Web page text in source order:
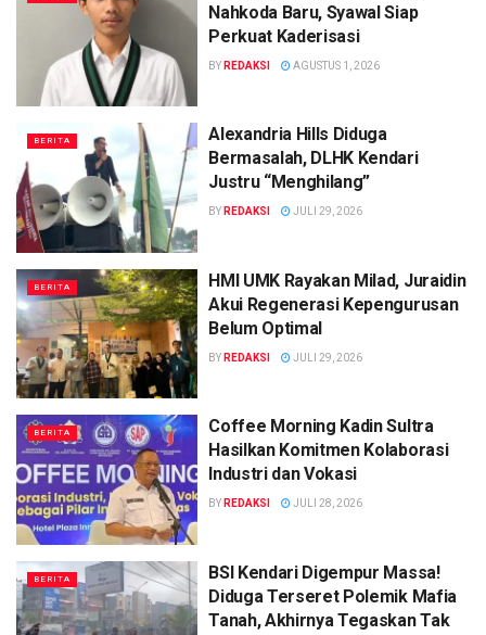
Nahkoda Baru, Syawal Siap
Perkuat Kaderisasi
BY REDAKSI AGUSTUS 1, 2026
BERITA
Alexandria Hills Diduga
Bermasalah, DLHK Kendari
Justru “Menghilang”
BY REDAKSI JULI 29, 2026
BERITA
HMI UMK Rayakan Milad, Juraidin
Akui Regenerasi Kepengurusan
Belum Optimal
BY REDAKSI JULI 29, 2026
BERITA
Coffee Morning Kadin Sultra
Hasilkan Komitmen Kolaborasi
Industri dan Vokasi
BY REDAKSI JULI 28, 2026
BERITA
BSI Kendari Digempur Massa!
Diduga Terseret Polemik Mafia
Tanah, Akhirnya Tegaskan Tak